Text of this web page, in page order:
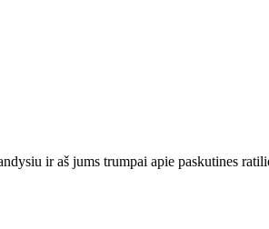
ir aš jums trumpai apie paskutines